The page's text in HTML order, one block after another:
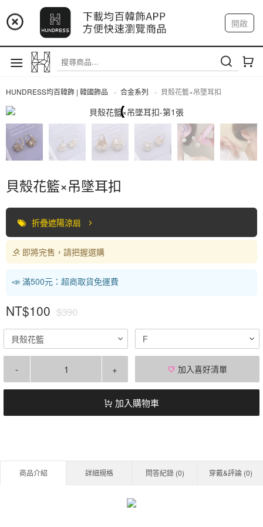
📢 市集預告：9/4-9/6 淡水捷運站
📢 市集預告：9/12-9/13 八里海巡基地
📢 市集預告：8/22-8/23 桃園青埔置地廣場
開啟
註冊 我的帳戶
HUNDRESS均百韓飾 | 韓國飾品 合金系列 貝殼花籃×吊墜耳扣
貝殼花籃×吊墜耳扣
折疊遮陽涼扇
即將完售，請把握選購
📣 滿500元：超商取貨免運費
NT$100 $390
貝殼花籃 F
- + 加入喜好清單
加入購物車
商品介紹 詳細規格 問答紀錄 (0) 穿戴&評論 (0)